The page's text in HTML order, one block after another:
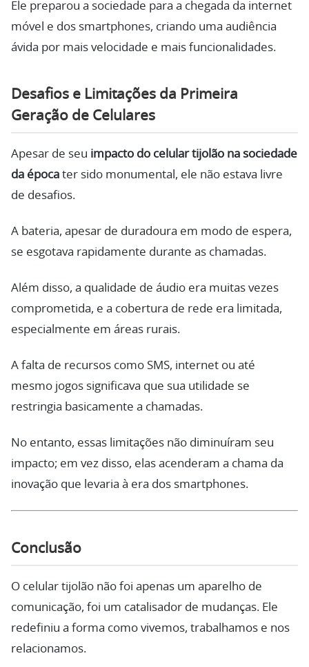
Ele preparou a sociedade para a chegada da internet
móvel e dos smartphones, criando uma audiência
ávida por mais velocidade e mais funcionalidades.
Desafios e Limitações da Primeira
Geração de Celulares
Apesar de seu impacto do celular tijolão na sociedade
da época ter sido monumental, ele não estava livre
de desafios.
A bateria, apesar de duradoura em modo de espera,
se esgotava rapidamente durante as chamadas.
Além disso, a qualidade de áudio era muitas vezes
comprometida, e a cobertura de rede era limitada,
especialmente em áreas rurais.
A falta de recursos como SMS, internet ou até
mesmo jogos significava que sua utilidade se
restringia basicamente a chamadas.
No entanto, essas limitações não diminuíram seu
impacto; em vez disso, elas acenderam a chama da
inovação que levaria à era dos smartphones.
Conclusão
O celular tijolão não foi apenas um aparelho de
comunicação, foi um catalisador de mudanças. Ele
redefiniu a forma como vivemos, trabalhamos e nos
relacionamos.